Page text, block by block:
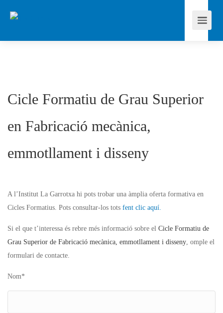
Cicle Formatiu de Grau Superior
en Fabricació mecànica,
emmotllament i disseny
A l’Institut La Garrotxa hi pots trobar una àmplia oferta formativa en
Cicles Formatius. Pots consultar-los tots fent clic aquí.
Si el que t’interessa és rebre més informació sobre el Cicle Formatiu de
Grau Superior de Fabricació mecànica, emmotllament i disseny, omple el
formulari de contacte.
Nom*